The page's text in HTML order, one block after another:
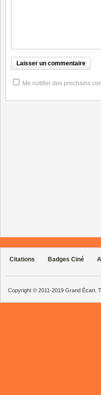
Me notifier des prochains
Citations Badges Ciné
Copyright © 2011-2019 Grand Écart.